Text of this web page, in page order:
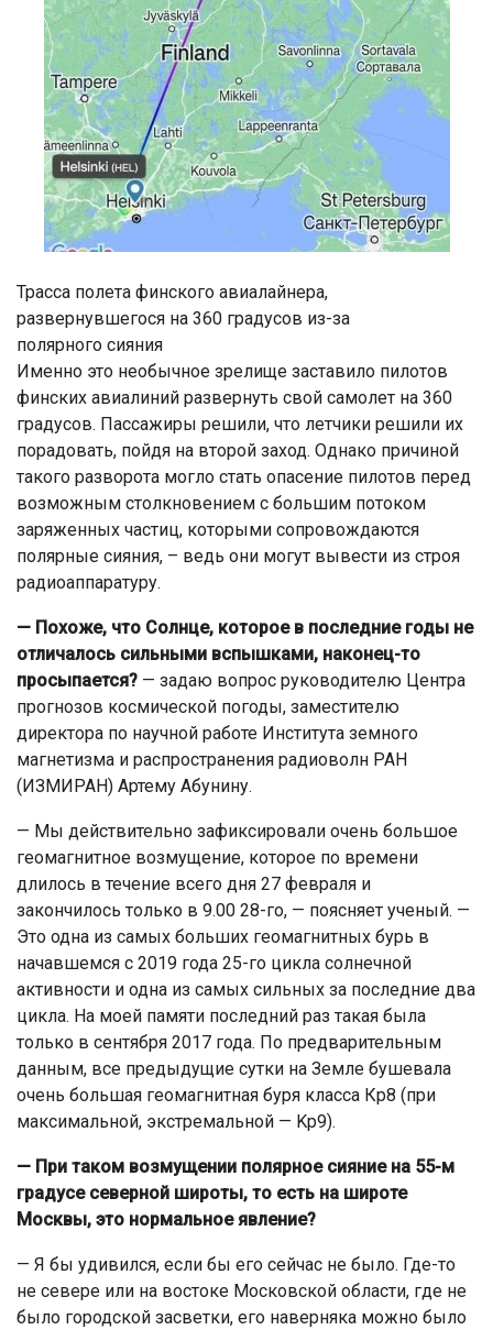
Трасса полета финского авиалайнера,
развернувшегося на 360 градусов из-за
полярного сияния
Именно это необычное зрелище заставило пилотов
финских авиалиний развернуть свой самолет на 360
градусов. Пассажиры решили, что летчики решили их
порадовать, пойдя на второй заход. Однако причиной
такого разворота могло стать опасение пилотов перед
возможным столкновением с большим потоком
заряженных частиц, которыми сопровождаются
полярные сияния, – ведь они могут вывести из строя
радиоаппаратуру.
— Похоже, что Солнце, которое в последние годы не
отличалось сильными вспышками, наконец-то
просыпается? — задаю вопрос руководителю Центра
прогнозов космической погоды, заместителю
директора по научной работе Института земного
магнетизма и распространения радиоволн РАН
(ИЗМИРАН) Артему Абунину.
— Мы действительно зафиксировали очень большое
геомагнитное возмущение, которое по времени
длилось в течение всего дня 27 февраля и
закончилось только в 9.00 28-го, — поясняет ученый. —
Это одна из самых больших геомагнитных бурь в
начавшемся с 2019 года 25-го цикла солнечной
активности и одна из самых сильных за последние два
цикла. На моей памяти последний раз такая была
только в сентября 2017 года. По предварительным
данным, все предыдущие сутки на Земле бушевала
очень большая геомагнитная буря класса Кр8 (при
максимальной, экстремальной — Kp9).
— При таком возмущении полярное сияние на 55-м
градусе северной широты, то есть на широте
Москвы, это нормальное явление?
— Я бы удивился, если бы его сейчас не было. Где-то
не севере или на востоке Московской области, где не
было городской засветки, его наверняка можно было